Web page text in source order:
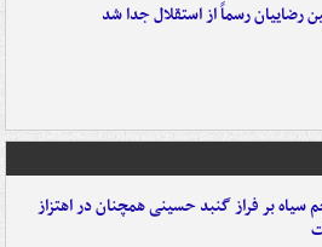
رضاییان رسماً از استقلال جدا شد
سیاه بر فراز گنبد حسینی همچنان در اهتزاز